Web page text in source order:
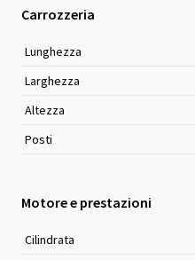
Carrozzeria
Lunghezza
Larghezza
Altezza
Posti
Motore e prestazioni
Cilindrata